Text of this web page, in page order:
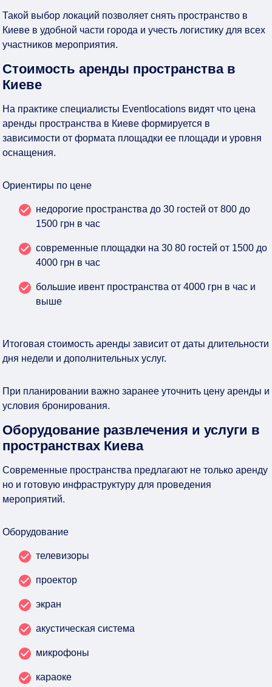
Такой выбор локаций позволяет снять пространство в
Киеве в удобной части города и учесть логистику для всех
участников мероприятия.
Стоимость аренды пространства в
Киеве
На практике специалисты Eventlocations видят что цена
аренды пространства в Киеве формируется в
зависимости от формата площадки ее площади и уровня
оснащения.
Ориентиры по цене
недорогие пространства до 30 гостей от 800 до
1500 грн в час
современные площадки на 30 80 гостей от 1500 до
4000 грн в час
большие ивент пространства от 4000 грн в час и
выше
Итоговая стоимость аренды зависит от даты длительности
дня недели и дополнительных услуг.
При планировании важно заранее уточнить цену аренды и
условия бронирования.
Оборудование развлечения и услуги в
пространствах Киева
Современные пространства предлагают не только аренду
но и готовую инфраструктуру для проведения
мероприятий.
Оборудование
телевизоры
проектор
экран
акустическая система
микрофоны
караоке